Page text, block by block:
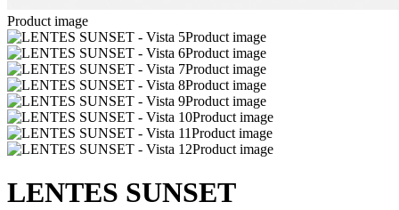
Product image
Product image
Product image
Product image
Product image
Product image
Product image
Product image
Product image
LENTES SUNSET